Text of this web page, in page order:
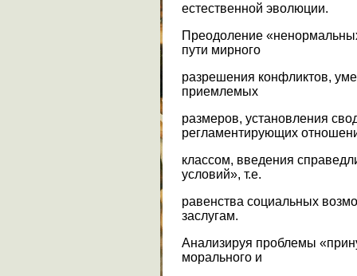
естественной эволюции.
Преодоление
пути мирного
разрешения конфликтов,
приемлемых
размеров, установления
регламентирующих
классом, введения
условий», т.е.
равенства социальных
заслугам.
Анализируя проблемы
морального и